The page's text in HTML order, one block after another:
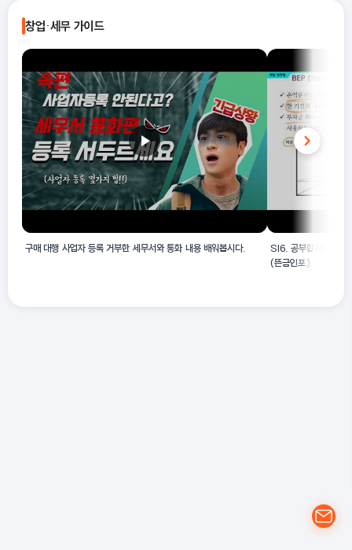
창업·세무 가이드
구매 대행 사업자 등록 거부한 세무서와 통화 내용 배워봅시다.
SI6. 공부합시다! 창
(뜬금인포)